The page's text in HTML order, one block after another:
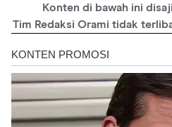
boys-stop-growing/
http://
/78/233/calcium-for-children
http://hukor.kemkes.go.id/
Masyarakat_Indonesia.pdf
https://www.mdpi.com/1422-
https://www.parents.com/
preschoolers/development/
Konten di bawah ini
Tim Redaksi Orami tidak